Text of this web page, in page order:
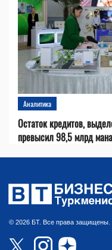
Аналитика
Остаток кредитов,
превысил 98,5 млрд
© 2026 БТ. Все права защищены.